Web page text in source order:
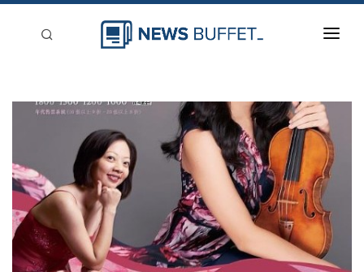
新聞稿分類